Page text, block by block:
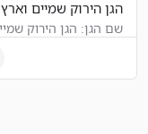
הגן הירוק שמיים וארץ